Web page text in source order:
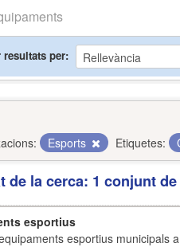
resultats per
Esports Etiquetes:
de la cerca: 1 conjunt
esportius
esportius municipals